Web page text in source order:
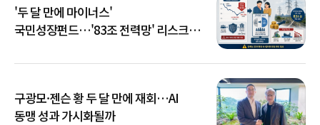
'두 달 만에 마이너스'
국민성장펀드…'83조 전력망' 리스크
구광모·젠슨 황 두 달 만에 재회…AI
동맹 성과 가시화될까